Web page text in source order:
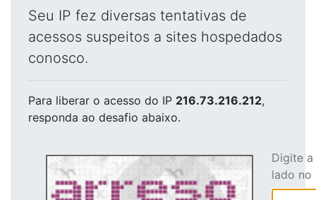
Seu IP fez diversas tentativas de
acessos suspeitos a sites hospedados
conosco.
Para liberar o acesso do IP 216.73.216.212,
responda ao desafio abaixo.
Digite
lado no